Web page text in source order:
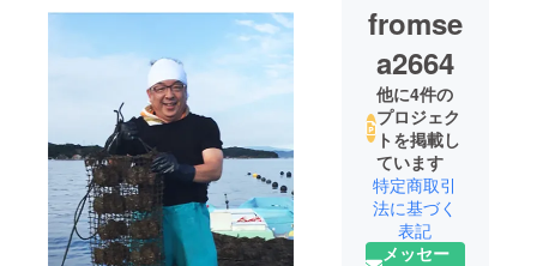
fromse
a2664
他に4件の
プロジェク
トを掲載し
ています
特定商取引
法に基づく
表記
メッセー